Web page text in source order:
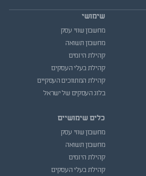
שימושי
מחשבון שווי עסק
מחשבון תשואה
קהילת היזמים
קהילת בעלי העסקים
קהילת המתווכים העסקיים
בלוג העסקים של ישראל
כלים שימושיים
מחשבון שווי עסק
מחשבון תשואה
קהילת היזמים
קהילת בעלי העסקים